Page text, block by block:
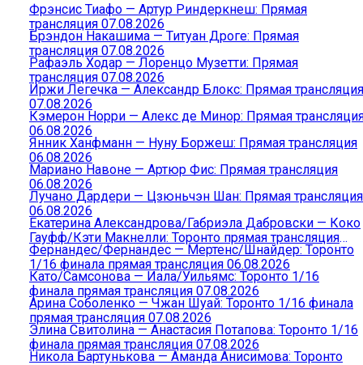
Фрэнсис Тиафо — Артур Риндеркнеш: Прямая
трансляция 07.08.2026
Брэндон Накашима — Титуан Дроге: Прямая
трансляция 07.08.2026
Рафаэль Ходар — Лоренцо Музетти: Прямая
трансляция 07.08.2026
Иржи Легечка — Александр Блокс: Прямая трансляция
07.08.2026
Кэмерон Норри — Алекс де Минор: Прямая
06.08.2026
Янник Ханфманн — Нуну Боржеш: Прямая трансляция
06.08.2026
Мариано Навоне — Артюр Фис: Прямая трансляция
06.08.2026
Лучано Дардери — Цзюньчэн Шан: Прямая трансляция
06.08.2026
Екатерина Александрова/Габриэла Дабровски — Коко
Гауфф/Кэти Макнелли: Торонто прямая трансляция
06.08.2026
Фернандес/Фернандес — Мертенс/Шнайдер: Торонто
1/16 финала прямая трансляция 06.08.2026
Като/Самсонова — Иала/Уильямс: Торонто 1/16
финала прямая трансляция 07.08.2026
Арина Соболенко — Чжан Шуай: Торонто 1/16 финала
прямая трансляция 07.08.2026
Элина Свитолина — Анастасия Потапова: Торонто 1/16
финала прямая трансляция 07.08.2026
Никола Бартунькова — Аманда Анисимова: Торонто